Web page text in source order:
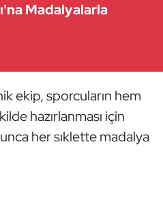
Madalyalarla
ekip, sporcuların hem
hazırlanması için
her sıklette madalya